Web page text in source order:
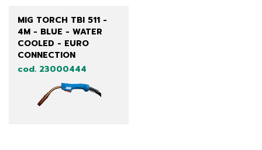
MIG TORCH TBI 511 -
4M - BLUE - WATER
COOLED - EURO
CONNECTION
cod. 23000444